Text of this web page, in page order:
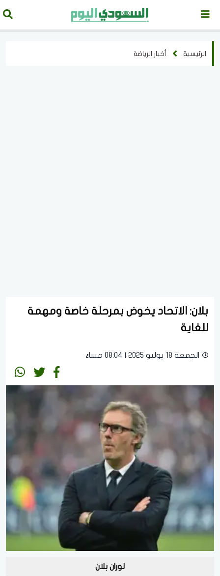
الرئيسية أخبار الرياضة
بلان: الاتحاد يخوض بمرحلة خاصة ومهمة
للغاية
الجمعة 18 يوليو 2025 | 08:04 مساءً
لوران بلان